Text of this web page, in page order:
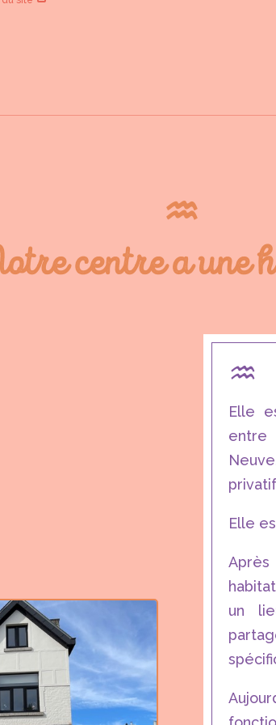
♒︎
centre a une
♒︎
Elle
entre
Elle
un